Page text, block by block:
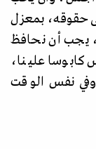
حقوقه، بمعزل
يجب أن نحافظ
كابوسا علينا،
نفس الوقت